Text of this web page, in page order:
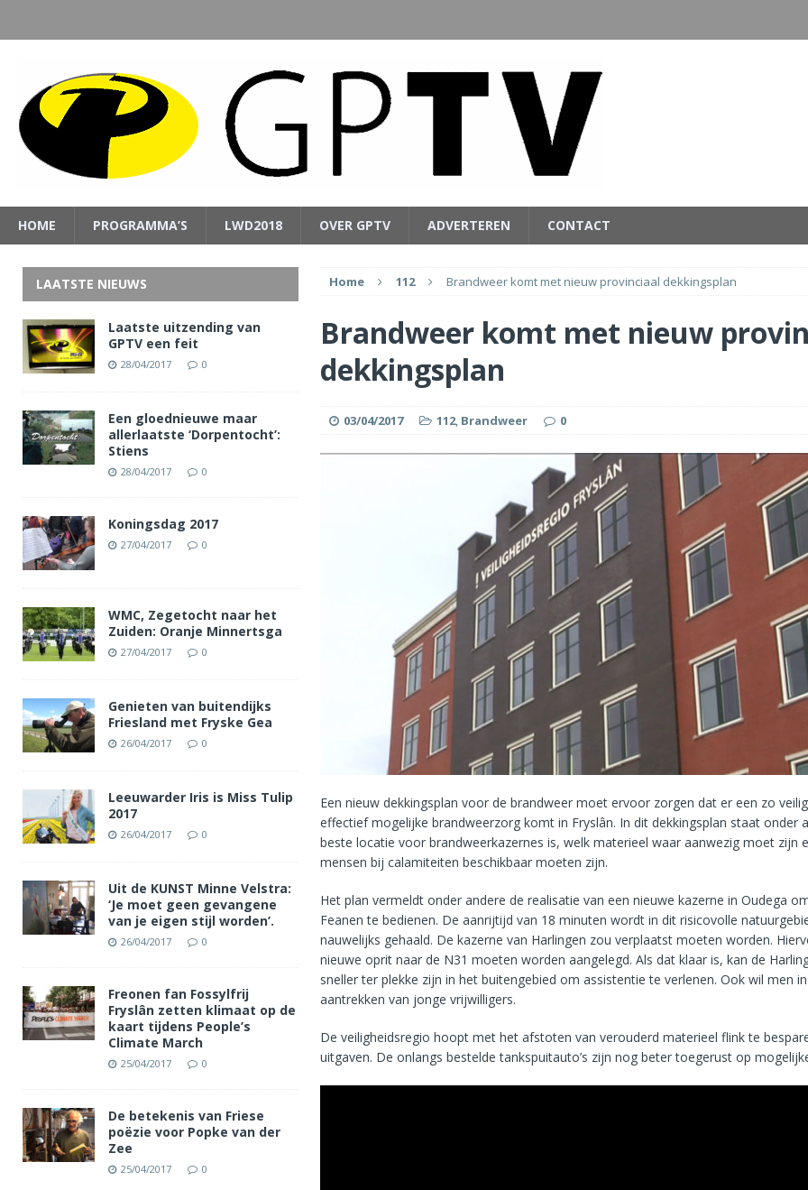
HOME PROGRAMMA’S LWD2018 OVER GPTV ADVERTEREN CONTACT
Home 112 Brandweer komt met nieuw provinciaal dekkingsplan
Brandweer komt met nieuw
dekkingsplan
03/04/2017 112, Brandweer 0
Een nieuw dekkingsplan voor de brandweer moet ervoor zorgen dat er een zo
effectief mogelijke brandweerzorg komt in Fryslân. In dit dekkingsplan staat onder
beste locatie voor brandweerkazernes is, welk materieel waar aanwezig moet zijn
mensen bij calamiteiten beschikbaar moeten zijn.
Het plan vermeldt onder andere de realisatie van een nieuwe kazerne in Oudega
Feanen te bedienen. De aanrijtijd van 18 minuten wordt in dit risicovolle
nauwelijks gehaald. De kazerne van Harlingen zou verplaatst moeten worden.
nieuwe oprit naar de N31 moeten worden aangelegd. Als dat klaar is, kan de
sneller ter plekke zijn in het buitengebied om assistentie te verlenen. Ook wil men
aantrekken van jonge vrijwilligers.
De veiligheidsregio hoopt met het afstoten van verouderd materieel flink te
uitgaven. De onlangs bestelde tankspuitauto’s zijn nog beter toegerust op
LAATSTE NIEUWS
Laatste uitzending van
GPTV een feit
28/04/2017 0
Een gloednieuwe maar
allerlaatste ‘Dorpentocht’:
Stiens
28/04/2017 0
Koningsdag 2017
27/04/2017 0
WMC, Zegetocht naar het
Zuiden: Oranje Minnertsga
27/04/2017 0
Genieten van buitendijks
Friesland met Fryske Gea
26/04/2017 0
Leeuwarder Iris is Miss Tulip
2017
26/04/2017 0
Uit de KUNST Minne Velstra:
‘Je moet geen gevangene
van je eigen stijl worden’.
26/04/2017 0
Freonen fan Fossylfrij
Fryslân zetten klimaat op de
kaart tijdens People’s
Climate March
25/04/2017 0
De betekenis van Friese
poëzie voor Popke van der
Zee
25/04/2017 0